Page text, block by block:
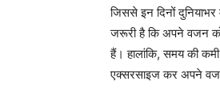
जिससे इन दिनों
जरूरी है कि अपने वजन
हैं। हालांकि, समय की
एक्सरसाइज कर अपने